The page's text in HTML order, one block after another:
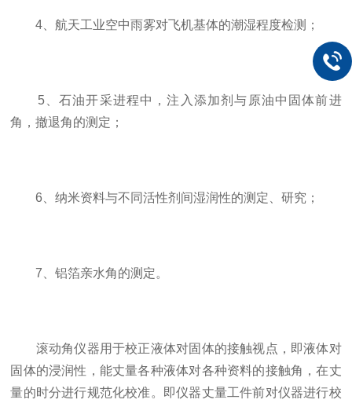
4、航天工业空中雨雾对飞机基体的潮湿程度检测；
5、石油开采进程中，注入添加剂与原油中固体前进
角，撤退角的测定；
6、纳米资料与不同活性剂间湿润性的测定、研究；
7、铝箔亲水角的测定。
滚动角仪器用于校正液体对固体的接触视点，即液体对
固体的浸润性，能丈量各种液体对各种资料的接触角，在丈
量的时分进行规范化校准。即仪器丈量工件前对仪器进行校